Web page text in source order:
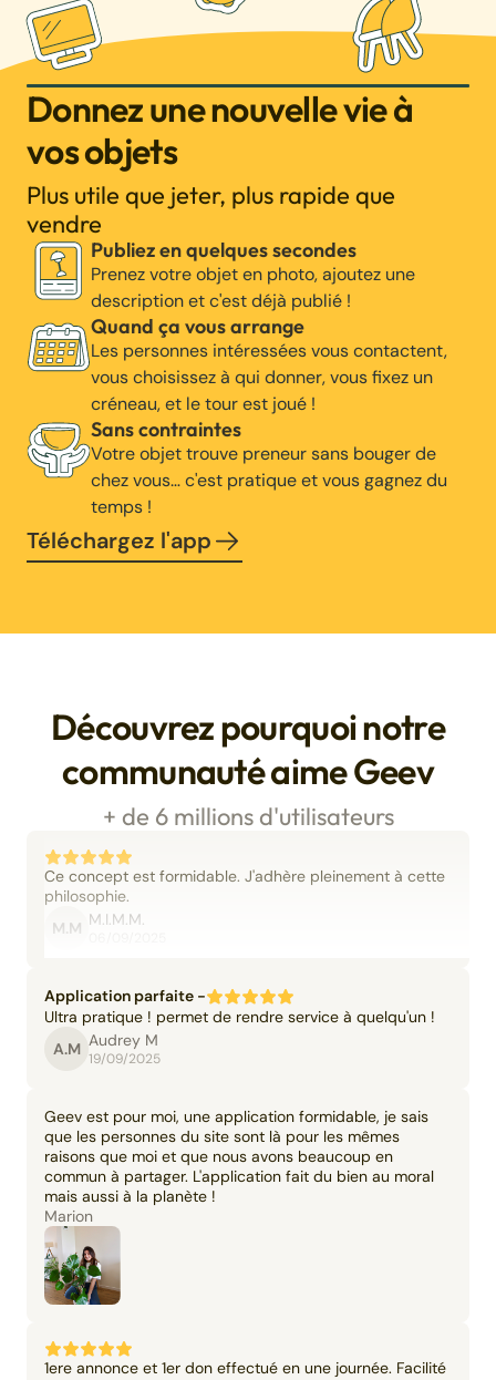
Donnez une nouvelle vie à
vos objets
Plus utile que jeter, plus rapide que
vendre
Publiez en quelques secondes
Prenez votre objet en photo, ajoutez une
description et c'est déjà publié !
Quand ça vous arrange
Les personnes intéressées vous contactent,
vous choisissez à qui donner, vous fixez un
créneau, et le tour est joué !
Sans contraintes
Votre objet trouve preneur sans bouger de
chez vous… c'est pratique et vous gagnez du
temps !
Téléchargez l'app
Découvrez pourquoi notre
communauté aime Geev
+ de 6 millions d'utilisateurs
Ce concept est formidable. J'adhère pleinement à cette
philosophie.
M.M M.I.M.M.
Application parfaite -
Ultra pratique ! permet de rendre service à quelqu'un !
A.M Audrey M
19/09/2025
Geev est pour moi, une application formidable, je sais
que les personnes du site sont là pour les mêmes
raisons que moi et que nous avons beaucoup en
commun à partager. L'application fait du bien au moral
mais aussi à la planète !
Marion
1ere annonce et 1er don effectué en une journée. Facilité